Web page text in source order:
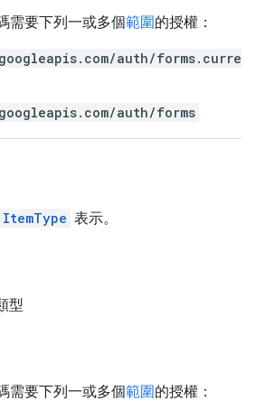
需要下列一或多個範圍的授權：
auth/forms.curre
auth/forms
ItemType 表示。
型
需要下列一或多個範圍的授權：